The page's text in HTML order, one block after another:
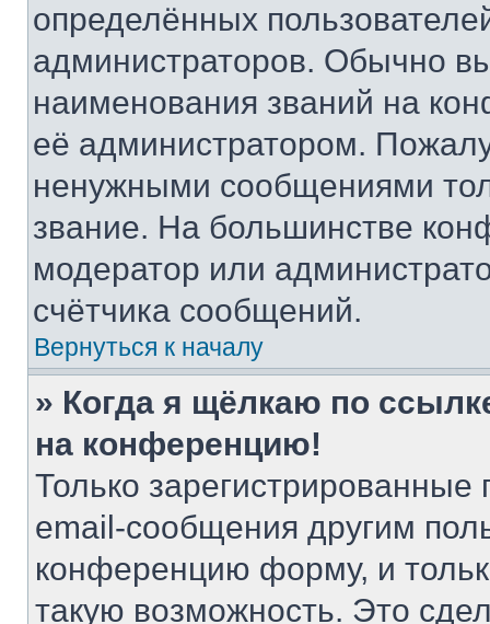
определённых
администраторов. Обычно
наименования званий на
её администратором.
ненужными сообщениями
звание. На большинстве
модератор или
счётчика сообщений.
Вернуться к началу
» Когда я щёлкаю по
на конференцию!
Только зарегистрированные
email-сообщения другим
конференцию форму, и
такую возможность. Это